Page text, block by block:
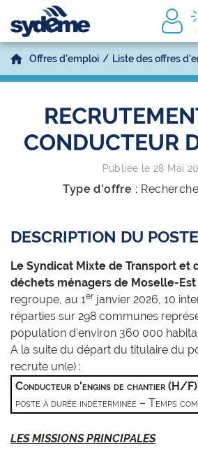
Offres d'emploi Liste des offres
CONDUCTEUR
Publiée le 28 Mai
Type d'offre :
DESCRIPTION DU POSTE
Le Syndicat Mixte de Transport et
déchets ménagers de Moselle-Est
regroupe, au 1er janvier 2026, 10
réparties sur 298 communes
population d'environ 360 000
A la suite du départ du titulaire du
recrute un(e) :
Conducteur d'engins de chantier (H/F)
poste à durée indéterminée – Temps
LES MISSIONS PRINCIPALES